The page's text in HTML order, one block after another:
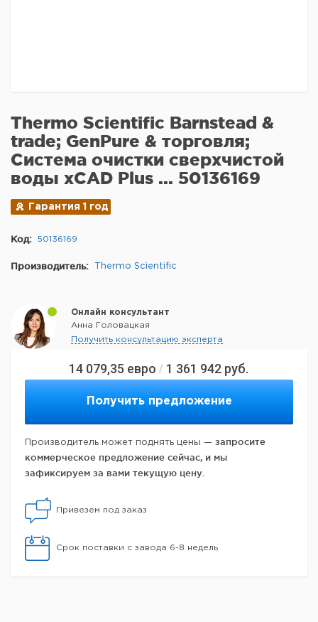
14 079,35 евро / 1 361 942 руб.
Получить предложение
Производитель может поднять цены — запросите
коммерческое предложение сейчас, и мы
зафиксируем за вами текущую цену.
Привезем под заказ
Срок поставки с завода 6-8 недель
Thermo Scientific Barnstead &
trade; GenPure & торговля;
Система очистки сверхчистой
воды xCAD Plus ... 50136169
Гарантия 1 год
Код: 50136169
Производитель: Thermo Scientific
Онлайн консультант
Анна Головацкая
Получить консультацию эксперта